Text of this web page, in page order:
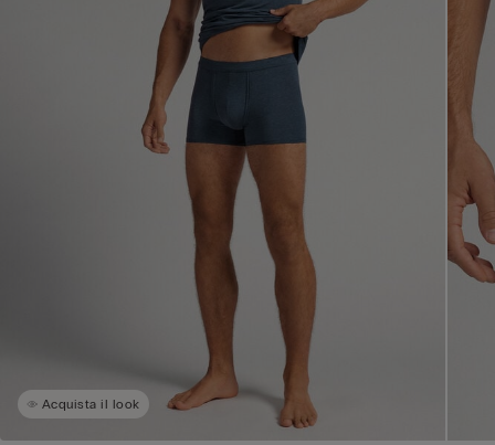
Acquista il look